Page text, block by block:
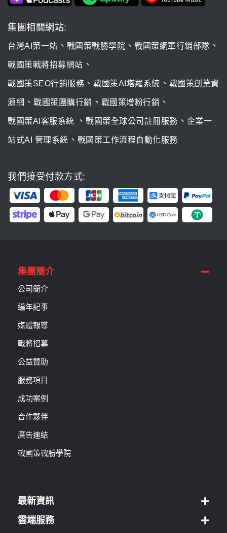
集團相關網站:
台灣AI第一站 、 戰國策戰勝學院 、 戰國策網軍行銷部隊 、
戰國策戰將招募網站 、
戰國策SEO行銷服務 、 戰國策AI塔羅系統 、 戰國策創業資
源網 、 戰國策團購行銷 、 戰國策增粉行銷 、
戰國策AI客服系統 、 戰國策全球公司註冊服務 、 企業一
站式AI 管理系統 、 戰國策工作流程自動化服務
我們接受付款方式:
集團簡介
公司簡介
編年紀事
媒體報導
戰將招募
公益贊助
服務項目
成功案例
合作夥伴
廣告連結
戰國策戰勝學院
最新資訊
雲端服務